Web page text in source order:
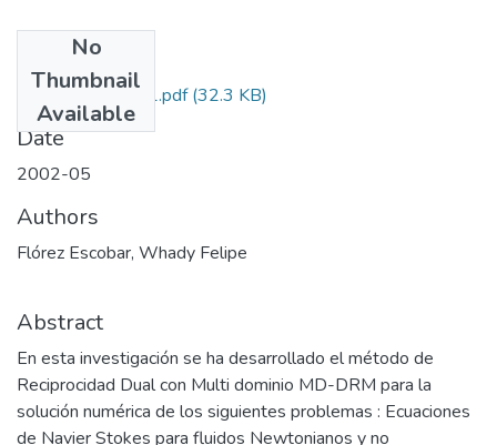
No
Thumbnail
Available
12100510851.pdf(32.3 KB)
Date
2002-05
Authors
Flórez Escobar, Whady Felipe
Abstract
En esta investigación se ha desarrollado el método de
Reciprocidad Dual con Multi dominio MD-DRM para la
solución numérica de los siguientes problemas : Ecuaciones
de Navier Stokes para fluidos Newtonianos y no